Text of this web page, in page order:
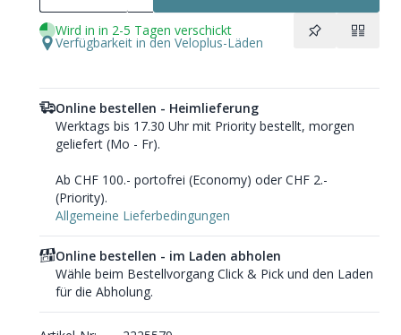
Wird in in 2-5 Tagen verschickt
Verfügbarkeit in den Veloplus-Läden
Online bestellen - Heimlieferung
Werktags bis 17.30 Uhr mit Priority bestellt, morgen
geliefert (Mo - Fr).
Ab CHF 100.- portofrei (Economy) oder CHF 2.-
(Priority).
Allgemeine Lieferbedingungen
Online bestellen - im Laden abholen
Wähle beim Bestellvorgang Click & Pick und den Laden
für die Abholung.